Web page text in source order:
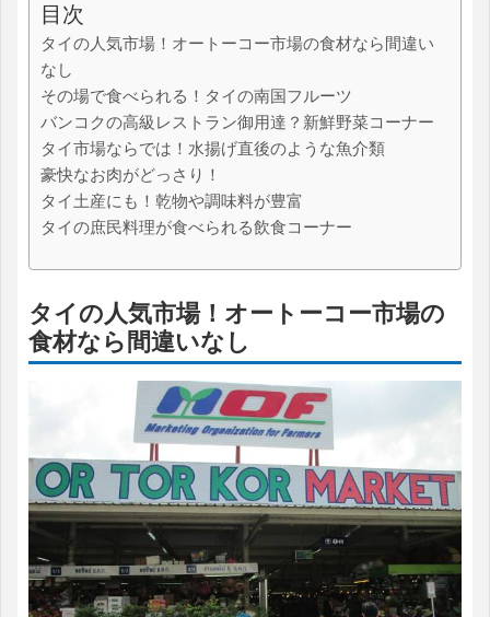
目次
タイの人気市場！オートーコー市場の食材なら間違い
なし
その場で食べられる！タイの南国フルーツ
バンコクの高級レストラン御用達？新鮮野菜コーナー
タイ市場ならでは！水揚げ直後のような魚介類
豪快なお肉がどっさり！
タイ土産にも！乾物や調味料が豊富
タイの庶民料理が食べられる飲食コーナー
タイの人気市場！オートーコー市場の
食材なら間違いなし